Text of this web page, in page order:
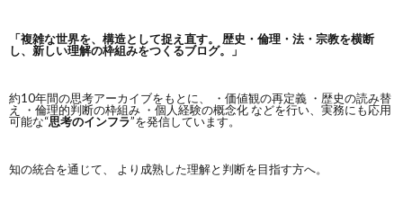
「複雑な世界を、構造として捉え直す。
歴史・倫理・法・宗教を横断
し、新しい理解の枠組みをつくるブログ。」
約10年間の思考アーカイブをもとに、 ・価値観の再定義 ・歴史の読み替
え ・倫理的判断の枠組み ・個人経験の概念化 などを行い、実務にも応用
可能な“思考のインフラ”を発信しています。
知の統合を通じて、 より成熟した理解と判断を目指す方へ。